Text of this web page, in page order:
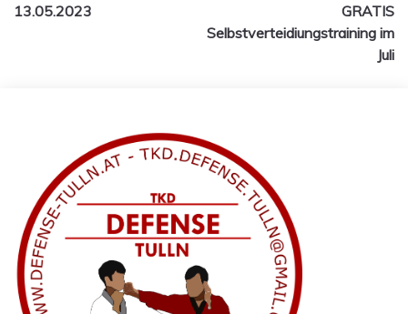
13.05.2023
GRATIS
Selbstverteidiungstraining im
Juli